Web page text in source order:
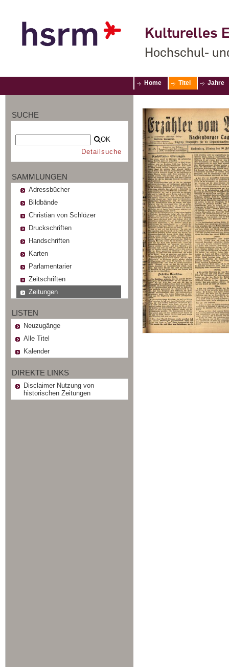
Kulturelles
Hochschul-
Home Titel Jahre
SUCHE
OK
Detailsuche
SAMMLUNGEN
Adressbücher
Bildbände
Christian von Schlözer
Druckschriften
Handschriften
Karten
Parlamentarier
Zeitschriften
Zeitungen
LISTEN
Neuzugänge
Alle Titel
Kalender
DIREKTE LINKS
Disclaimer Nutzung von
historischen Zeitungen